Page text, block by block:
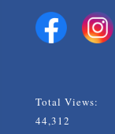
Total Views:
44,312